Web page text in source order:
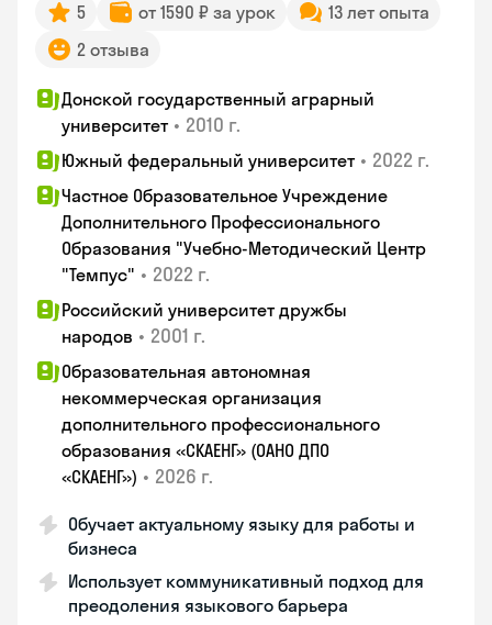
5 от 1590 ₽ за урок
13 лет опыта
2 отзыва
Донской государственный аграрный
университет • 2010 г.
Южный федеральный университет • 2022 г.
Частное Образовательное Учреждение
Дополнительного Профессионального
Образования "Учебно-Методический Центр
"Темпус" • 2022 г.
Российский университет дружбы
народов • 2001 г.
Образовательная автономная
некоммерческая организация
дополнительного профессионального
образования «СКАЕНГ» (ОАНО ДПО
«СКАЕНГ») • 2026 г.
Обучает актуальному языку для работы и
бизнеса
Использует коммуникативный подход для
преодоления языкового барьера